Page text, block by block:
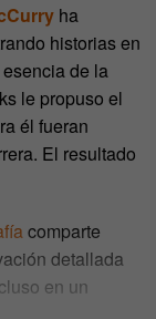
ha
historias en
de la
le propuso el
él fueran
El resultado
comparte
detallada
en un